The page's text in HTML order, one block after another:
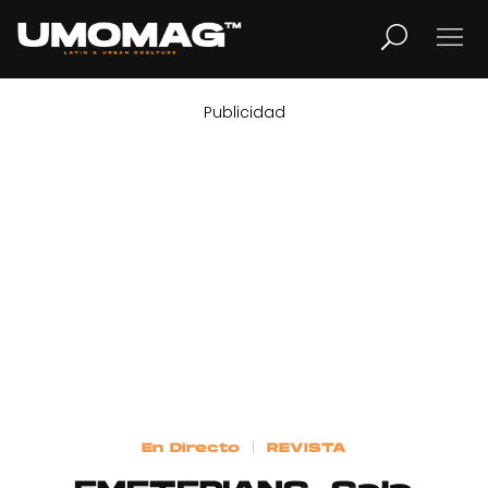
LIFESTYLE
Publicidad
En Directo REVISTA